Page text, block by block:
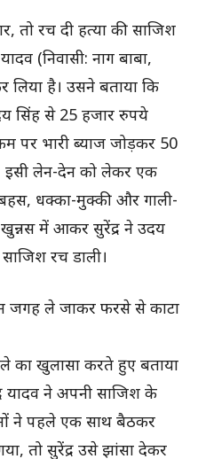
तो रच दी हत्या की साजिश
(निवासी: नाग बाबा,
है। उसने बताया कि
सिंह से 25 हजार रुपये
पर भारी ब्याज जोड़कर 50
इसी लेन-देन को लेकर एक
धक्का-मुक्की और गाली-
में आकर सुरेंद्र ने उदय
रच डाली।
जगह ले जाकर फरसे से काटा
का खुलासा करते हुए बताया
यादव ने अपनी साजिश के
ने पहले एक साथ बैठकर
तो सुरेंद्र उसे झांसा देकर